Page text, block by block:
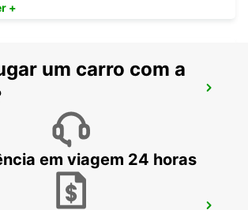
+
um carro com a
em viagem 24 horas